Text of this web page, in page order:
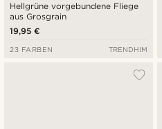
Hellgrüne vorgebundene Fliege
aus Grosgrain
19,95 €
23 FARBEN TRENDHIM